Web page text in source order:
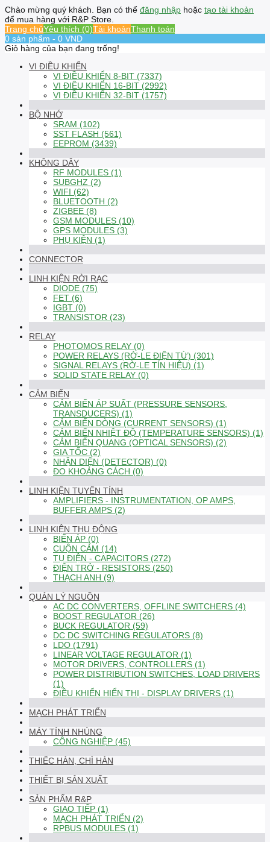
Chào mừng quý khách. Bạn có thể đăng nhập hoặc tạo tài khoản
để mua hàng với R&P Store.
Trang chủYêu thích (0)Tài khoảnThanh toán
0 sản phẩm - 0 VND
Giỏ hàng của bạn đang trống!
VI ĐIỀU KHIỂN
VI ĐIỀU KHIỂN 8-BIT (7337)
VI ĐIỀU KHIỂN 16-BIT (2992)
VI ĐIỀU KHIỂN 32-BIT (1757)
BỘ NHỚ
SRAM (102)
SST FLASH (561)
EEPROM (3439)
KHÔNG DÂY
RF MODULES (1)
SUBGHZ (2)
WIFI (62)
BLUETOOTH (2)
ZIGBEE (8)
GSM MODULES (10)
GPS MODULES (3)
PHỤ KIỆN (1)
CONNECTOR
LINH KIỆN RỜI RẠC
DIODE (75)
FET (6)
IGBT (0)
TRANSISTOR (23)
RELAY
PHOTOMOS RELAY (0)
POWER RELAYS (RỜ-LE ĐIỆN TỪ) (301)
SIGNAL RELAYS (RỜ-LE TÍN HIỆU) (1)
SOLID STATE RELAY (0)
CẢM BIẾN
CẢM BIẾN ÁP SUẤT (PRESSURE SENSORS,
TRANSDUCERS) (1)
CẢM BIẾN DÒNG (CURRENT SENSORS) (1)
CẢM BIẾN NHIỆT ĐỘ (TEMPERATURE SENSORS) (1)
CẢM BIẾN QUANG (OPTICAL SENSORS) (2)
GIA TỐC (2)
NHẬN DIỆN (DETECTOR) (0)
ĐO KHOẢNG CÁCH (0)
LINH KIỆN TUYẾN TÍNH
AMPLIFIERS - INSTRUMENTATION, OP AMPS,
BUFFER AMPS (2)
LINH KIỆN THỤ ĐỘNG
BIẾN ÁP (0)
CUỘN CẢM (14)
TỤ ĐIỆN - CAPACITORS (272)
ĐIỆN TRỞ - RESISTORS (250)
THẠCH ANH (9)
QUẢN LÝ NGUỒN
AC DC CONVERTERS, OFFLINE SWITCHERS (4)
BOOST REGULATOR (26)
BUCK REGULATOR (59)
DC DC SWITCHING REGULATORS (8)
LDO (1791)
LINEAR VOLTAGE REGULATOR (1)
MOTOR DRIVERS, CONTROLLERS (1)
POWER DISTRIBUTION SWITCHES, LOAD DRIVERS
(1)
ĐIỀU KHIỂN HIỂN THỊ - DISPLAY DRIVERS (1)
MẠCH PHÁT TRIỂN
MÁY TÍNH NHÚNG
CÔNG NGHIỆP (45)
THIẾC HÀN, CHÌ HÀN
THIẾT BỊ SẢN XUẤT
SẢN PHẨM R&P
GIAO TIẾP (1)
MẠCH PHÁT TRIỂN (2)
RPBUS MODULES (1)